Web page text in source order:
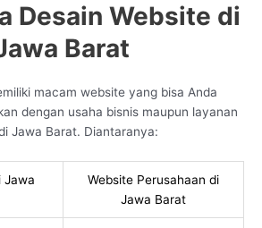
Desain Website di
Barat
macam website yang bisa Anda
dengan usaha bisnis maupun layanan
Jawa Barat. Diantaranya:
Jawa
Website Perusahaan di
Jawa Barat